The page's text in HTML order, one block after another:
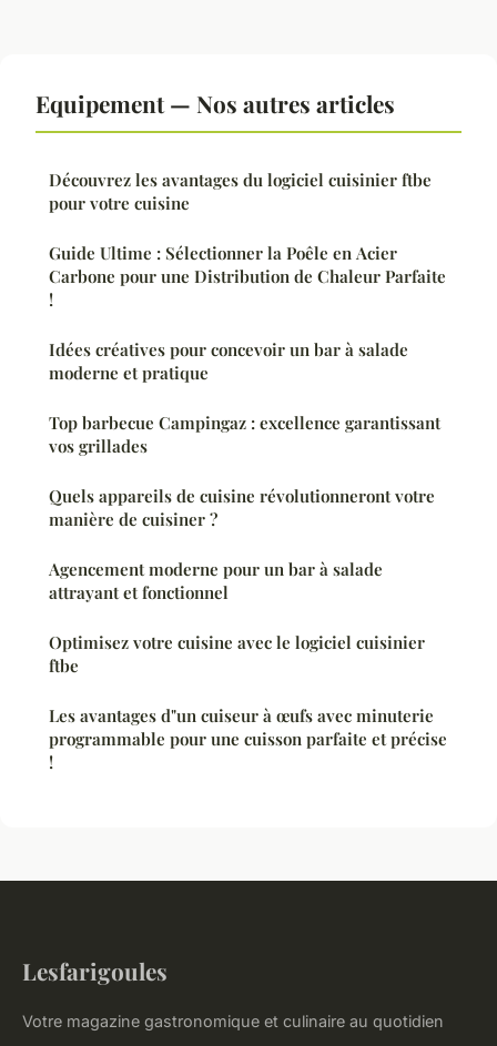
Equipement — Nos autres articles
Découvrez les avantages du logiciel cuisinier ftbe
pour votre cuisine
Guide Ultime : Sélectionner la Poêle en Acier
Carbone pour une Distribution de Chaleur Parfaite
!
Idées créatives pour concevoir un bar à salade
moderne et pratique
Top barbecue Campingaz : excellence garantissant
vos grillades
Quels appareils de cuisine révolutionneront votre
manière de cuisiner ?
Agencement moderne pour un bar à salade
attrayant et fonctionnel
Optimisez votre cuisine avec le logiciel cuisinier
ftbe
Les avantages d"un cuiseur à œufs avec minuterie
programmable pour une cuisson parfaite et précise
!
Lesfarigoules
Votre magazine gastronomique et culinaire au quotidien